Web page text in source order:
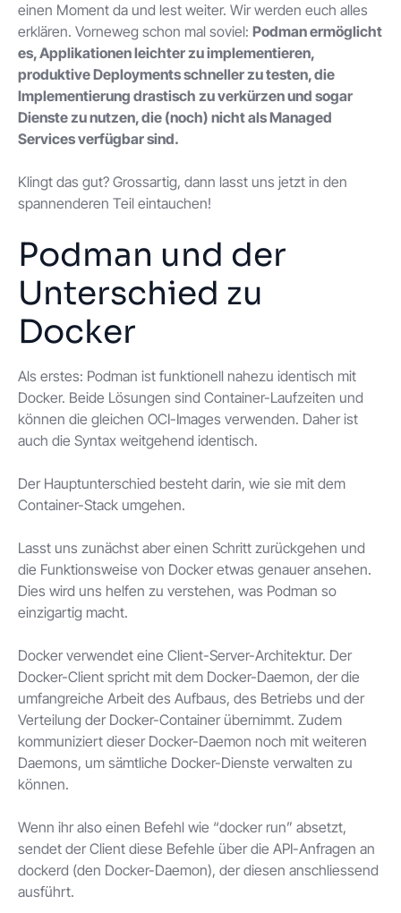
einen Moment da und lest weiter. Wir werden euch alles
erklären. Vorneweg schon mal soviel: Podman ermöglicht
es, Applikationen leichter zu implementieren,
produktive Deployments schneller zu testen, die
Implementierung drastisch zu verkürzen und sogar
Dienste zu nutzen, die (noch) nicht als Managed
Services verfügbar sind.
Klingt das gut? Grossartig, dann lasst uns jetzt in den
spannenderen Teil eintauchen!
Podman und der
Unterschied zu
Docker
Als erstes: Podman ist funktionell nahezu identisch mit
Docker. Beide Lösungen sind Container-Laufzeiten und
können die gleichen OCI-Images verwenden. Daher ist
auch die Syntax weitgehend identisch.
Der Hauptunterschied besteht darin, wie sie mit dem
Container-Stack umgehen.
Lasst uns zunächst aber einen Schritt zurückgehen und
die Funktionsweise von Docker etwas genauer ansehen.
Dies wird uns helfen zu verstehen, was Podman so
einzigartig macht.
Docker verwendet eine Client-Server-Architektur. Der
Docker-Client spricht mit dem Docker-Daemon, der die
umfangreiche Arbeit des Aufbaus, des Betriebs und der
Verteilung der Docker-Container übernimmt. Zudem
kommuniziert dieser Docker-Daemon noch mit weiteren
Daemons, um sämtliche Docker-Dienste verwalten zu
können.
Wenn ihr also einen Befehl wie “docker run” absetzt,
sendet der Client diese Befehle über die API-Anfragen an
dockerd (den Docker-Daemon), der diesen anschliessend
ausführt.